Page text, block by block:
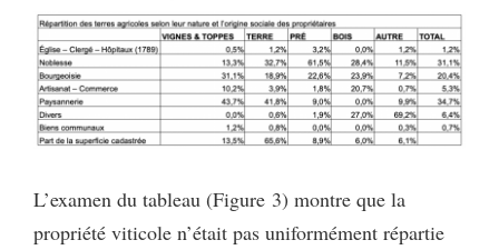
L’examen du tableau (Figure 3) montre que la
propriété viticole n’était pas uniformément répartie